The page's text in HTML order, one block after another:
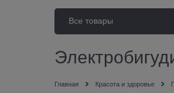
Все товары
Главная Красота и здоровье